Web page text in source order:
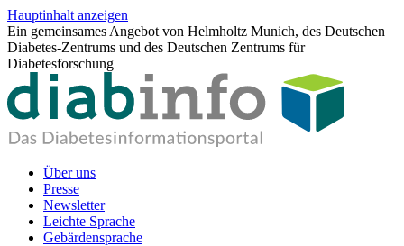
Hauptinhalt anzeigen
Ein gemeinsames Angebot von Helmholtz Munich, des Deutschen
Diabetes-Zentrums und des Deutschen Zentrums für
Diabetesforschung
Über uns
Presse
Newsletter
Leichte Sprache
Gebärdensprache